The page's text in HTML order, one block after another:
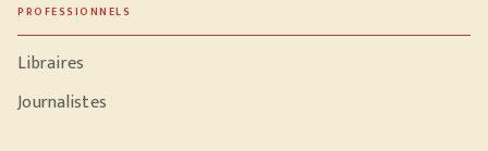
PROFESSIONNELS
Libraires
Journalistes